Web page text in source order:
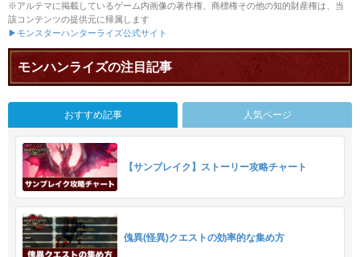
※アルテマに掲載しているゲーム内画像の著作権、商標権その他の知的財産権は、当
該コンテンツの提供元に帰属します
▶モンスターハンターライズ公式サイト
モンハンライズの注目記事
おすすめ記事 人気ページ
【サンブレイク】ストーリー攻略チャート
傀異(怪異)クエストの効率的な集め方